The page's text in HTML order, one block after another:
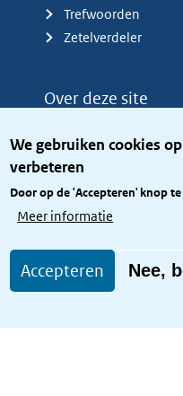
We gebruiken cookies
verbeteren
Door op de 'Accepteren' knop
Meer informatie
Accepteren Nee,
Trefwoorden
Zetelverdeler
Over deze site
Privacy
Toegang site
Toegankelijkheid